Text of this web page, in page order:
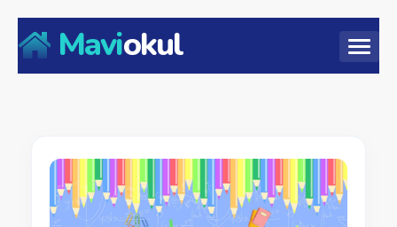
Maviokul